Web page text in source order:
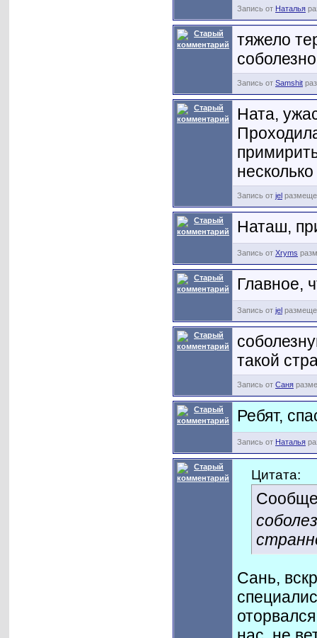
Запись от Наталья
тяжело
Запись от Samshit
Ната,
несколько
Запись от jel
Наташ,
Запись от Xryms
Главное,
Запись от jel
такой
Запись от Саня
Ребят,
Запись от Наталья
Цитата:
Сань,